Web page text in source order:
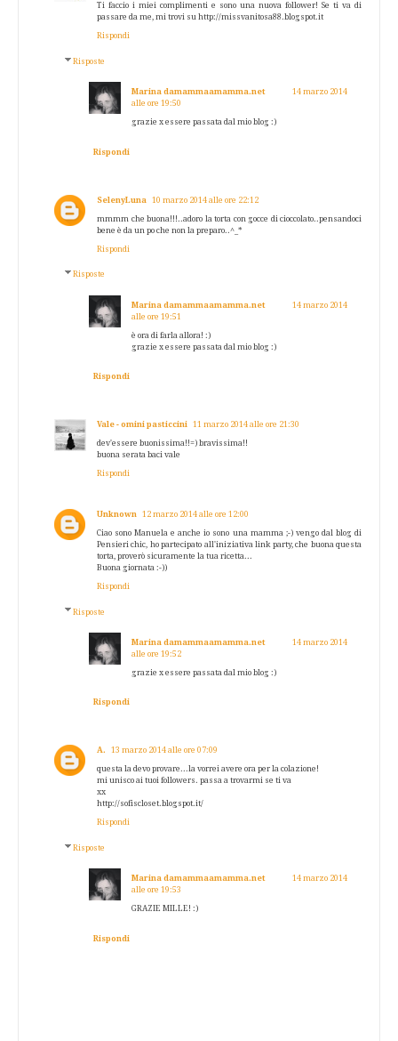
Ti faccio i miei complimenti e sono una nuova follower! Se ti va di
passare da me, mi trovi su http://missvanitosa88.blogspot.it
Rispondi
Risposte
Marina damammaamamma.net
14 marzo 2014
alle ore 19:50
grazie x essere passata dal mio blog :)
Rispondi
SelenyLuna 10 marzo 2014 alle ore 22:12
mmmm che buona!!!..adoro la torta con gocce di cioccolato..pensandoci
bene è da un po che non la preparo..^_*
Rispondi
Risposte
Marina damammaamamma.net
14 marzo 2014
alle ore 19:51
è ora di farla allora! :)
grazie x essere passata dal mio blog :)
Rispondi
Vale - omini pasticcini 11 marzo 2014 alle ore 21:30
dev'essere buonissima!!=) bravissima!!
buona serata baci vale
Rispondi
Unknown 12 marzo 2014 alle ore 12:00
Ciao sono Manuela e anche io sono una mamma ;-) vengo dal blog di
Pensieri chic, ho partecipato all'iniziativa link party, che buona questa
torta, proverò sicuramente la tua ricetta...
Buona giornata :-))
Rispondi
Risposte
Marina damammaamamma.net
14 marzo 2014
alle ore 19:52
grazie x essere passata dal mio blog :)
Rispondi
A. 13 marzo 2014 alle ore 07:09
questa la devo provare...la vorrei avere ora per la colazione!
mi unisco ai tuoi followers. passa a trovarmi se ti va
xx
http://sofiscloset.blogspot.it/
Rispondi
Risposte
Marina damammaamamma.net
14 marzo 2014
alle ore 19:53
GRAZIE MILLE! :)
Rispondi